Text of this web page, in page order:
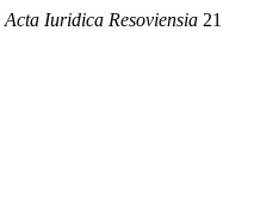
Acta Iuridica Resoviensia 21